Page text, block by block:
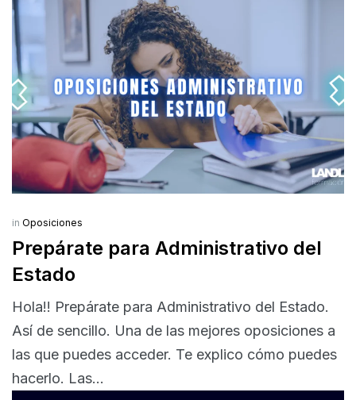
in Oposiciones
Prepárate para Administrativo del
Estado
Hola!! Prepárate para Administrativo del Estado.
Así de sencillo. Una de las mejores oposiciones a
las que puedes acceder. Te explico cómo puedes
hacerlo. Las...